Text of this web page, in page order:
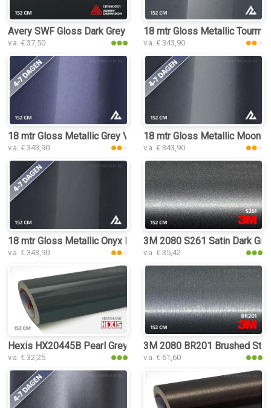
Avery SWF Gloss Dark Grey keukenfolie
v.a. € 37,50
18 mtr Gloss Metallic
v.a. € 343,90
18 mtr Gloss Metallic Grey Violet 3155 keukenfolie
v.a. € 343,90
18 mtr Gloss Metallic
v.a. € 343,90
18 mtr Gloss Metallic Onyx Dark Grey 3164 keukenfolie
v.a. € 343,90
3M 2080 S261 Satin Dark
v.a. € 35,42
Hexis HX20445B Pearl Grey Gloss keukenfolie
v.a. € 32,25
3M 2080 BR201 Brushed
v.a. € 61,60